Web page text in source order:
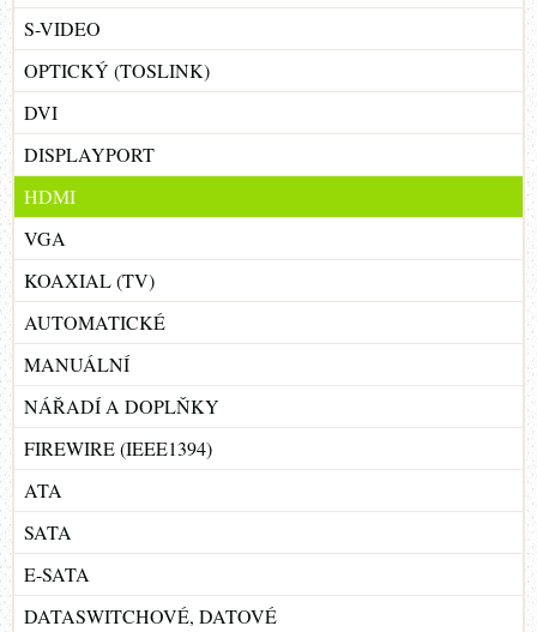
S-VIDEO
OPTICKÝ (TOSLINK)
DVI
DISPLAYPORT
HDMI
VGA
KOAXIAL (TV)
AUTOMATICKÉ
MANUÁLNÍ
NÁŘADÍ A DOPLŇKY
FIREWIRE (IEEE1394)
ATA
SATA
E-SATA
DATASWITCHOVÉ, DATOVÉ